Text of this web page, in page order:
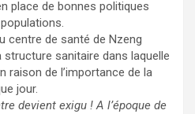
place de bonnes politiques
centre de santé de Nzeng
structure sanitaire dans laquelle
raison de l’importance de la
jour.
devient exigu ! A l’époque de